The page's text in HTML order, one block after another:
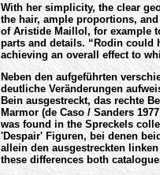
With her simplicity, the clear
the hair, ample proportions,
of Aristide Maillol, for example
parts and details. “Rodin could
achieving an overall effect to
Neben den aufgeführten
deutliche Veränderungen
Bein ausgestreckt, das rechte
Marmor (de Caso / Sanders
was found in the Spreckels
'Despair' Figuren, bei denen
allein den ausgestreckten
these differences both